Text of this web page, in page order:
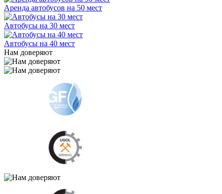
Аренда автобусов на 50 мест
Автобусы на 30 мест
Автобусы на 40 мест
Нам доверяют